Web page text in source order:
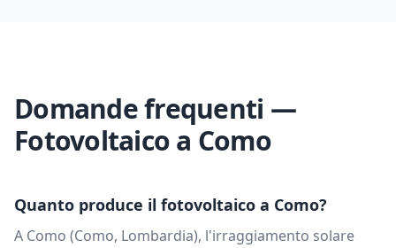
Domande frequenti —
Fotovoltaico a Como
Quanto produce il fotovoltaico a Como?
A Como (Como, Lombardia), l'irraggiamento solare